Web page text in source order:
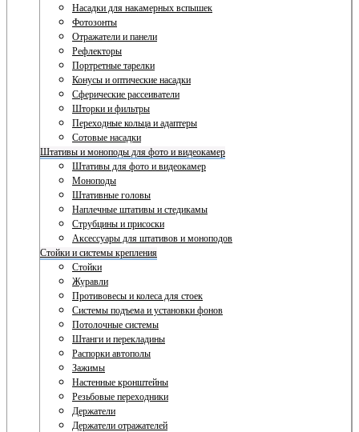
Насадки для накамерных вспышек
Фотозонты
Отражатели и панели
Рефлекторы
Портретные тарелки
Конусы и оптические насадки
Сферические рассеиватели
Шторки и фильтры
Переходные кольца и адаптеры
Сотовые насадки
Штативы и моноподы для фото и видеокамер
Штативы для фото и видеокамер
Моноподы
Штативные головы
Наплечные штативы и стедикамы
Струбцины и присоски
Аксессуары для штативов и моноподов
Стойки и системы крепления
Стойки
Журавли
Противовесы и колеса для стоек
Системы подъема и установки фонов
Потолочные системы
Штанги и перекладины
Распорки автополы
Зажимы
Настенные кронштейны
Резьбовые переходники
Держатели
Держатели отражателей